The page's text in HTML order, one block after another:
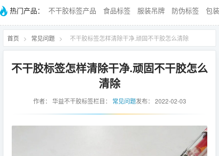
热门产品： 不干胶标签产品 食品标签 服装吊牌 防伪标签 包
首页 > 常见问题 > 不干胶标签怎样清除干净.顽固不干胶怎么清除
不干胶标签怎样清除干净.顽固不干胶怎么
清除
作者： 华益不干胶标签栏目： 常见问题发布： 2022-02-03